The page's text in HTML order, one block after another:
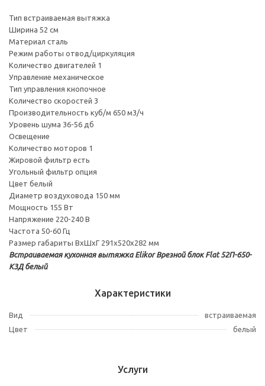
Тип встраиваемая вытяжка
Ширина 52 см
Материал сталь
Режим работы отвод/циркуляция
Количество двигателей 1
Управление механическое
Тип управления кнопочное
Количество скоростей 3
Производительность куб/м 650 м3/ч
Уровень шума 36-56 дб
Освещение
Количество моторов 1
Жировой фильтр есть
Угольный фильтр опция
Цвет белый
Диаметр воздуховода 150 мм
Мощность 155 Вт
Напряжение 220-240 В
Частота 50-60 Гц
Размер габариты ВхШхГ 291х520х282 мм
Встраиваемая кухонная вытяжка Elikor Врезной блок Flat 52П-650-
К3Д белый
Характеристики
Вид
встраиваемая
Цвет
белый
Услуги